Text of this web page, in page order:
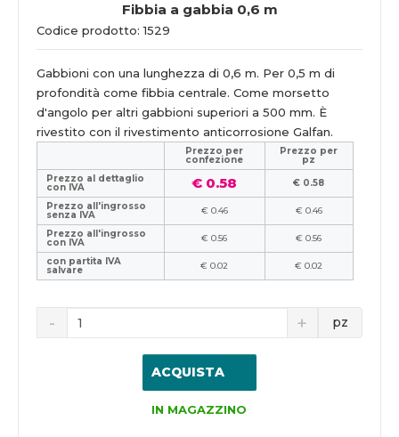
Fibbia a gabbia 0,6 m
Codice prodotto: 1529
Gabbioni con una lunghezza di 0,6 m. Per 0,5 m di
profondità come fibbia centrale. Come morsetto
d'angolo per altri gabbioni superiori a 500 mm. È
rivestito con il rivestimento anticorrosione Galfan.
Prezzo per
confezione
Prezzo per
pz
Prezzo al dettaglio
con IVA € 0.58
€ 0.58
Prezzo all'ingrosso
senza IVA € 0.46
€ 0.46
Prezzo all'ingrosso
con IVA € 0.56
€ 0.56
con partita IVA
salvare € 0.02 € 0.02
pz
ACQUISTA
IN MAGAZZINO